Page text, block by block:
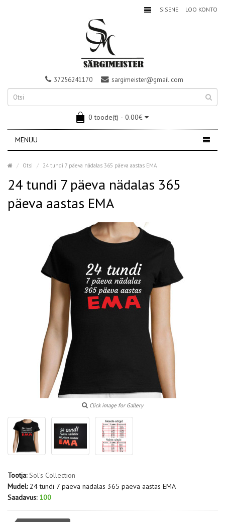
SISENE LOO KONTO
37256241170 sargimeister@gmail.com
0 toode(t) - 0.00€
MENÜÜ
Otsi 24 tundi 7 päeva nädalas 365 päeva aastas EMA
24 tundi 7 päeva nädalas 365
päeva aastas EMA
Click image for Gallery
Tootja: Sol's Collection
Mudel: 24 tundi 7 päeva nädalas 365 päeva aastas EMA
Saadavus: 100